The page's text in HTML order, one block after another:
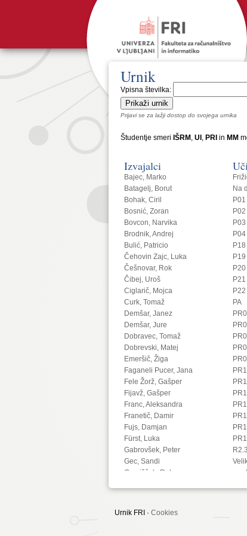
Urnik
Vpisna številka:
Prijavi se za lažji dostop do svojega urnika
Študentje smeri IŠRM , UI , PRI in MM
Izvajalci
Bajec, Marko
Batagelj, Borut
Bohak, Ciril
Bosnić, Zoran
Bovcon, Narvika
Brodnik, Andrej
Bulić, Patricio
Čehovin Zajc, Luka
Češnovar, Rok
Čibej, Uroš
Ciglarič, Mojca
Curk, Tomaž
Demšar, Janez
Demšar, Jure
Dobravec, Tomaž
Dobrevski, Matej
Emeršič, Žiga
Faganeli Pucer, Jana
Fele Žorž, Gašper
Fijavž, Gašper
Franc, Aleksandra
Franetič, Damir
Fujs, Damjan
Fürst, Luka
Gabrovšek, Peter
Gec, Sandi
Gomišček, Rok
Grohar, Miha
Na
P01
P02
P03
P04
P18
P19
P20
P21
P22
PA
Urnik FRI · Cookies